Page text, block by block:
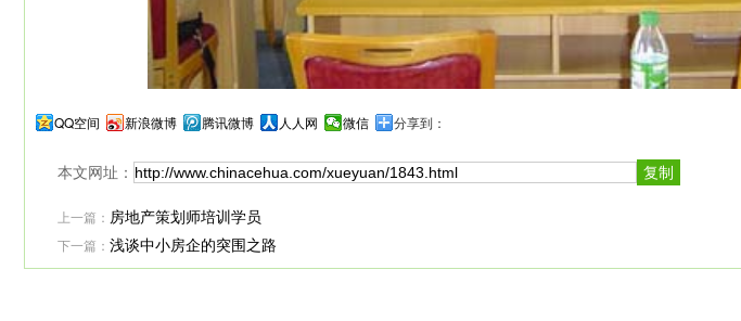
QQ空间 新浪微博 腾讯微博 人人网 微信 分享到：
本文网址：
上一篇： 房地产策划师培训学员
下一篇： 浅谈中小房企的突围之路